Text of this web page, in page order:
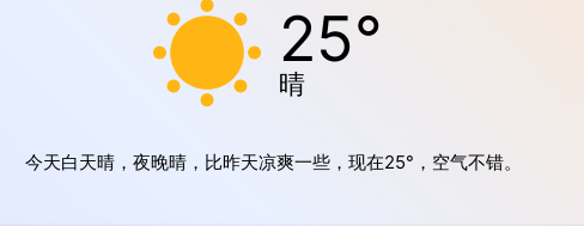
25°
晴
今天白天晴，夜晚晴，比昨天凉爽一些，现在25°，空气不错。